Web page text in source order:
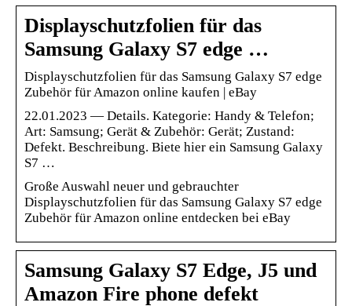
Displayschutzfolien für das
Samsung Galaxy S7 edge …
Displayschutzfolien für das Samsung Galaxy S7 edge
Zubehör für Amazon online kaufen | eBay
22.01.2023 — Details. Kategorie: Handy & Telefon;
Art: Samsung; Gerät & Zubehör: Gerät; Zustand:
Defekt. Beschreibung. Biete hier ein Samsung Galaxy
S7 …
Große Auswahl neuer und gebrauchter
Displayschutzfolien für das Samsung Galaxy S7 edge
Zubehör für Amazon online entdecken bei eBay
Samsung Galaxy S7 Edge, J5 und
Amazon Fire phone defekt